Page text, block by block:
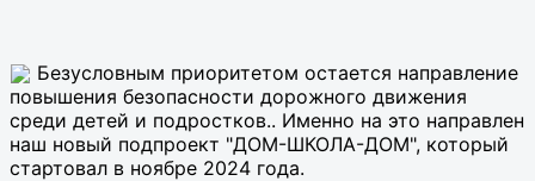
Безусловным приоритетом остается направление
повышения безопасности дорожного движения
среди детей и подростков.. Именно на это направлен
наш новый подпроект "ДОМ-ШКОЛА-ДОМ", который
стартовал в ноябре 2024 года.